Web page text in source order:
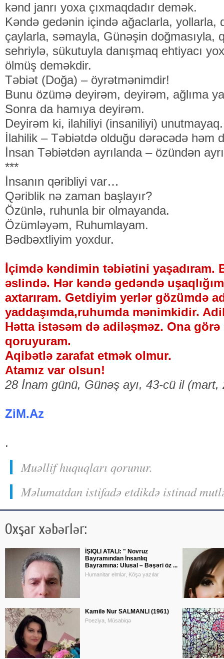
kənd janrı yoxa çıxmaqdadır demək.
Kəndə gedənin içində ağaclarla, yollarla,
çaylarla, səmayla, Günəşin doğmasıyla,
sehriylə, sükutuyla danışmaq ehtiyacı
ölmüş deməkdir.
Təbiət (Doğa) – öyrətmənimdir!
Bunu özümə deyirəm, deyirəm, ağlıma
Sonra da hamıya deyirəm.
Deyirəm ki, ilahiliyi (insaniliyi) unutmayaq.
İlahilik – Təbiətdə olduğu dərəcədə həm
İnsan Təbiətdən ayrılanda – özündən
***
İnsanın qəribliyi var…
Qəriblik nə zaman başlayır?
Özünlə, ruhunla bir olmayanda.
Özümləyəm, Ruhumlayam.
Bədbəxtliyim yoxdur.
İçimdə kəndimin təbiətini yaşadıram.
əslində. Hər kəndə gedəndə
axtarıram. Getdiyim yerlər gözümdə
yaddaşımda,ruhumda mənimkidir.
Hətta istəsəm də adiləşməz. Ona
qoruyuram.
Aqibətlə zarafat etmək olmur.
Atamız var olsun!
28 İnam günü, Günəş ayı, 43-cü il (mart,
ZiM.Az
.
Muəllif huquqları qorunur.
Məlumatdan istifadə etdikdə istinad
Oxşar xəbərlər:
İŞIQLI ATALI: " Novruz
Bayramından İnsanlıq
Bayramına: Ulusal – Bəşəri öz ...
Humanitar elmlər, Köşə yazılar
Kamilə Nur SALMANLI (1961)
Poeziya, Müsabiqə